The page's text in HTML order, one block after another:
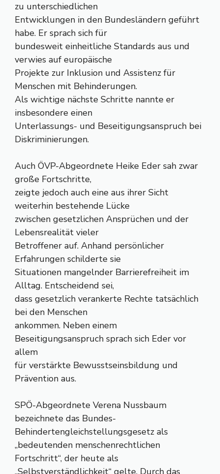
zu unterschiedlichen
Entwicklungen in den Bundesländern geführt
habe. Er sprach sich für
bundesweit einheitliche Standards aus und
verwies auf europäische
Projekte zur Inklusion und Assistenz für
Menschen mit Behinderungen.
Als wichtige nächste Schritte nannte er
insbesondere einen
Unterlassungs- und Beseitigungsanspruch bei
Diskriminierungen.
Auch ÖVP-Abgeordnete Heike Eder sah zwar
große Fortschritte,
zeigte jedoch auch eine aus ihrer Sicht
weiterhin bestehende Lücke
zwischen gesetzlichen Ansprüchen und der
Lebensrealität vieler
Betroffener auf. Anhand persönlicher
Erfahrungen schilderte sie
Situationen mangelnder Barrierefreiheit im
Alltag. Entscheidend sei,
dass gesetzlich verankerte Rechte tatsächlich
bei den Menschen
ankommen. Neben einem
Beseitigungsanspruch sprach sich Eder vor
allem
für verstärkte Bewusstseinsbildung und
Prävention aus.
SPÖ-Abgeordnete Verena Nussbaum
bezeichnete das Bundes-
Behindertengleichstellungsgesetz als
„bedeutenden menschenrechtlichen
Fortschritt“, der heute als
„Selbstverständlichkeit“ gelte. Durch das